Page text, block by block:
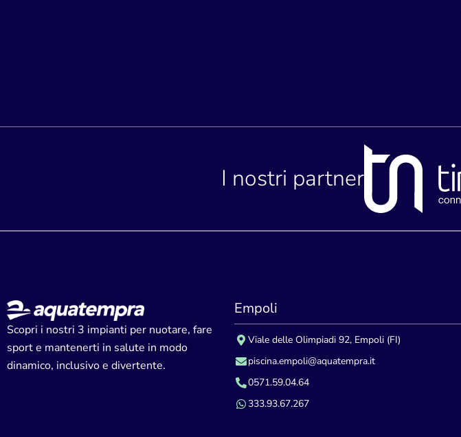
I nostri partner
Scopri i nostri 3 impianti per nuotare, fare
sport e mantenerti in salute in modo
dinamico, inclusivo e divertente.
Empoli
Viale delle Olimpiadi 92, Empoli (FI)
piscina.empoli@aquatempra.it
0571.59.04.64
333.93.67.267